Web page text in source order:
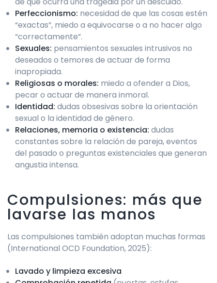
Perfeccionismo: necesidad de que las cosas estén
“exactas”, miedo a equivocarse o a no hacer algo
“correctamente”.
Sexuales: pensamientos sexuales intrusivos no
deseados o temores de actuar de forma
inapropiada.
Religiosas o morales: miedo a ofender a Dios,
pecar o actuar de manera inmoral.
Identidad: dudas obsesivas sobre la orientación
sexual o la identidad de género.
Relaciones, memoria o existencia: dudas
constantes sobre la relación de pareja, eventos
del pasado o preguntas existenciales que generan
angustia intensa.
Compulsiones: más que
lavarse las manos
Las compulsiones también adoptan muchas formas
(International OCD Foundation, 2025):
Lavado y limpieza excesiva